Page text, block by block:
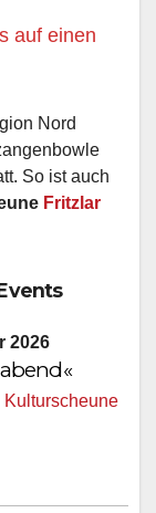
auf einen
Nord
So ist auch
Fritzlar
2026
Kulturscheune